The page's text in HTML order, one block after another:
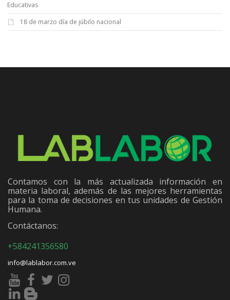
Educativas
18 de marzo día de júbilo nacional
Contamos con la más actualizada información en
materia laboral, además de las mejores herramientas
para la toma de decisiones en tus unidades de Gestión
Humana.
Contáctanos:
+584241356580
info@lablabor.com.ve